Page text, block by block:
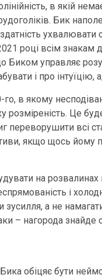
в якій
Бик
році всім
Биком управляє
і про інтуїцію,
в якому
Це
переворушити всі
якщо щось
на
і
а не
– нагорода знайде
обіцяє бути